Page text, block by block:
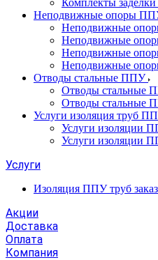
Комплекты
Неподвижные опоры
Неподвижные
Неподвижные
Неподвижные
Неподвижные
Отводы стальные ППУ
Отводы стальные
Отводы стальные
Услуги изоляция труб
Услуги изоляции
Услуги изоляции
Услуги
Изоляция ППУ труб
Акции
Доставка
Оплата
Компания